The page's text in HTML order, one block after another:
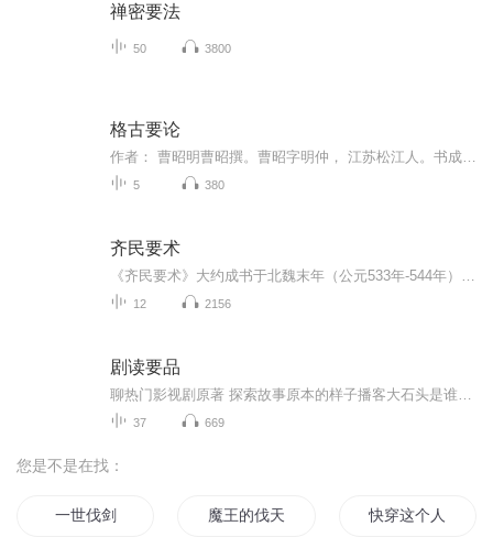
禅密要法
50 3800
格古要论
5 380
齐民要术
12 2156
剧读要品
37 669
您是不是在找：
一世伐剑 魔王的伐天之路 快穿这个人我不